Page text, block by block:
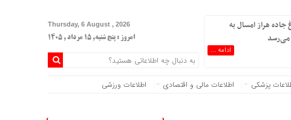
جاده هراز امسال به
می‌رسد
ادامه ...
Thursday, 6 August , 2026
امروز : پنج شنبه, ۱۵ مرداد , ۱۴۰۵
پزشکی اطلاعات مالی و اقتصادی اطلاعات ورزشی